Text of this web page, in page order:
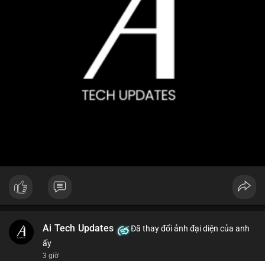
Ai Tech Updates
Đã thay đổi ảnh đại diện của anh
ấy
3 giờ